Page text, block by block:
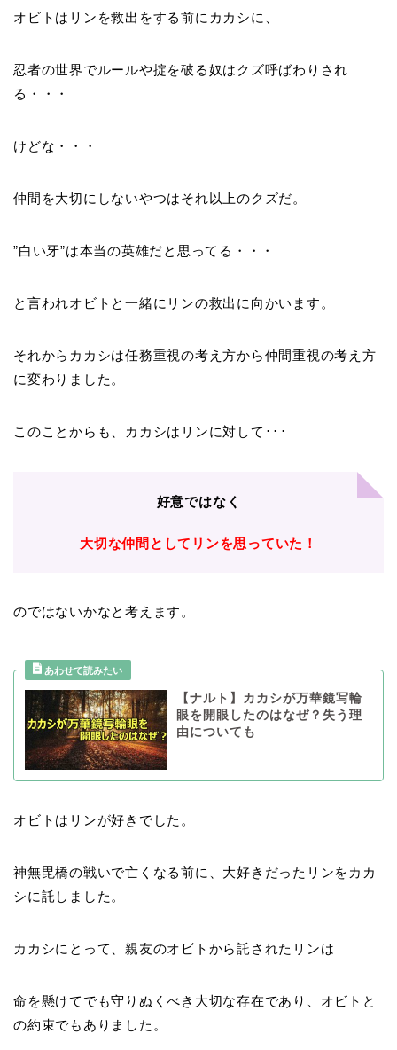
オビトはリンを救出をする前にカカシに、
忍者の世界でルールや掟を破る奴はクズ呼ばわりされ
る・・・
けどな・・・
仲間を大切にしないやつはそれ以上のクズだ。
”白い牙”は本当の英雄だと思ってる・・・
と言われオビトと一緒にリンの救出に向かいます。
それからカカシは任務重視の考え方から仲間重視の考え方
に変わりました。
このことからも、カカシはリンに対して･･･
好意ではなく
大切な仲間としてリンを思っていた！
のではないかなと考えます。
【ナルト】カカシが万華鏡写輪
眼を開眼したのはなぜ？失う理
由についても
オビトはリンが好きでした。
神無毘橋の戦いで亡くなる前に、大好きだったリンをカカ
シに託しました。
カカシにとって、親友のオビトから託されたリンは
命を懸けてでも守りぬくべき大切な存在であり、オビトと
の約束でもありました。